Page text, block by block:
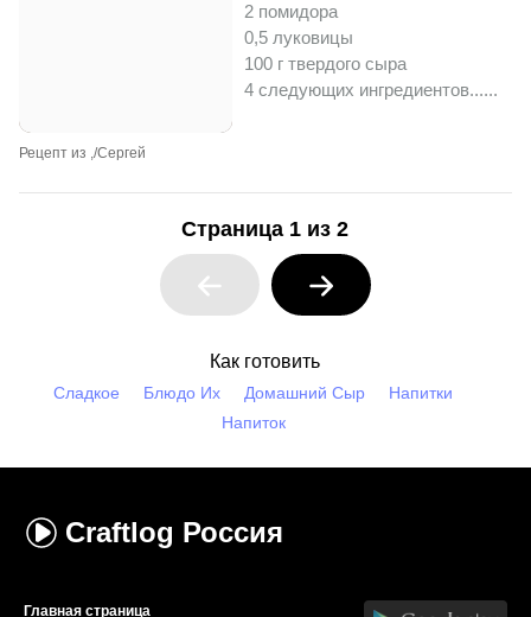
2 помидора
0,5 луковицы
100 г твердого сыра
4 следующих ингредиентов......
Рецепт из ,/Сергей
Страница 1 из 2
Как готовить
Сладкое Блюдо Их Домашний Сыр
Напитки
Напиток
Craftlog Россия
Главная страница